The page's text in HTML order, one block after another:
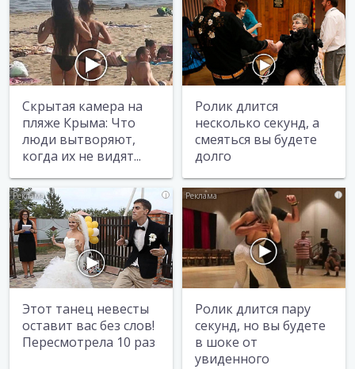
Скрытая камера на
пляже Крыма: Что
люди вытворяют,
когда их не видят...
Ролик длится
несколько секунд, а
смеяться вы будете
долго
i
Этот танец невесты
оставит вас без слов!
Пересмотрела 10 раз
i
Ролик длится пару
секунд, но вы будете
в шоке от
увиденного